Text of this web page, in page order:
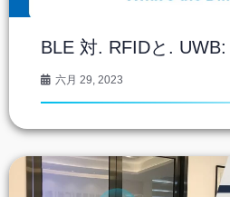
BLE 対. RFIDと.
六月 29, 2023